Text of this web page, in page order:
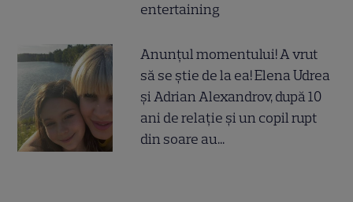
entertaining
Anunțul momentului! A vrut
să se știe de la ea! Elena Udrea
și Adrian Alexandrov, după 10
ani de relație și un copil rupt
din soare au...